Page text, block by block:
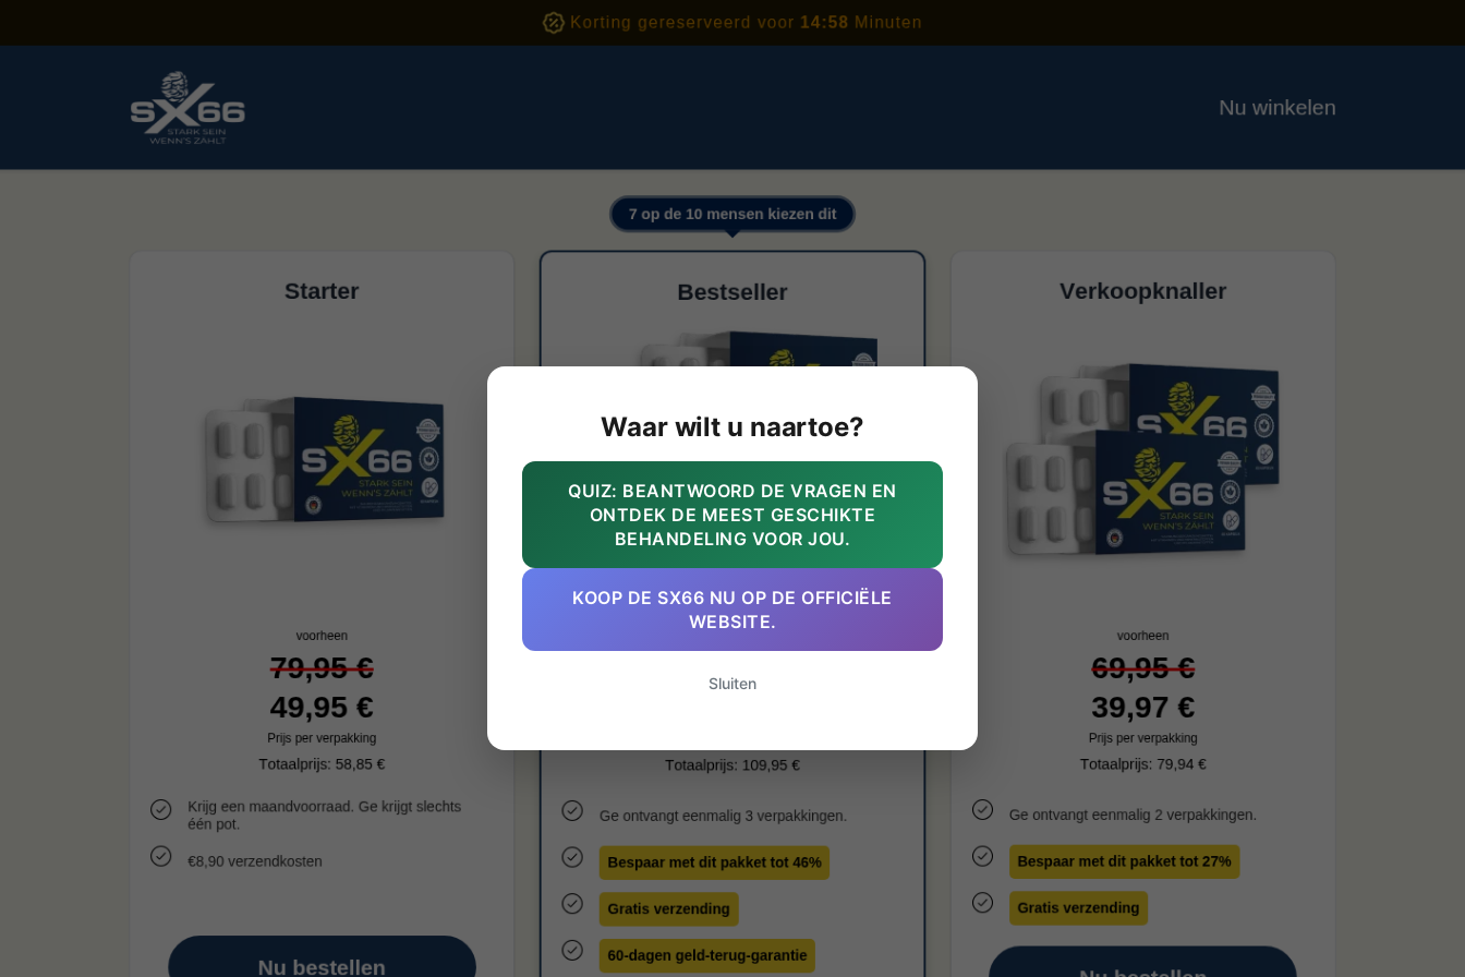
Waar wilt u naartoe?
QUIZ: BEANTWOORD DE VRAGEN EN
ONTDEK DE MEEST GESCHIKTE
BEHANDELING VOOR JOU.
KOOP DE SX66 NU OP DE OFFICIËLE
WEBSITE.
Sluiten